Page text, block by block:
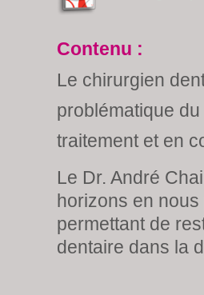
Contenu :
Le chirurgien
problématique
traitement et en
Le Dr. André
horizons en
permettant de
dentaire dans la